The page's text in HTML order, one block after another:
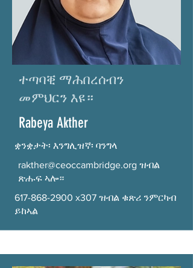
ተጣባቒ ማሕበረሰብን
መምህርን እዩ።
Rabeya Akther
ቋንቋታት፡ እንግሊዝኛ፡ ባንግላ
rakther@ceoccambridge.org ዝብል
ጽሑፍ ኣሎ።
617-868-2900 x307 ዝብል ቁጽሪ ንምርካብ
ይከኣል